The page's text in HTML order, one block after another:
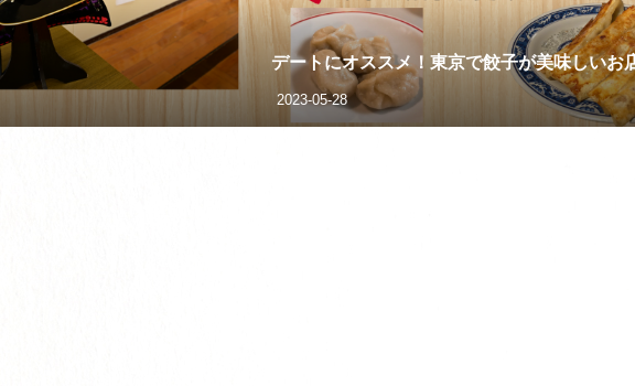
デートにオススメ！東京で餃子が美味しいお
2023-05-28